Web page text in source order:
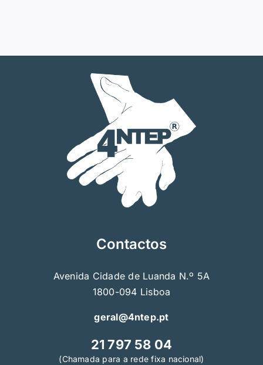
Contactos
Avenida Cidade de Luanda N.º 5A
1800-094 Lisboa
geral@4ntep.pt
21 797 58 04
(Chamada para a rede fixa nacional)